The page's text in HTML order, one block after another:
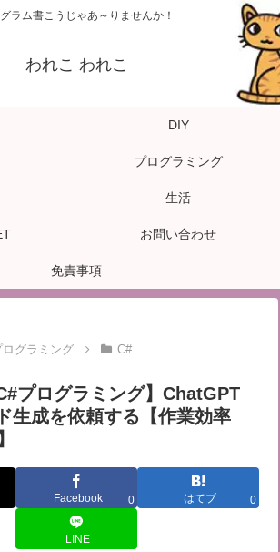
ラム書こうじゃあ～りませんか！
われこ われこ
DIY
プログラミング
生活
お問い合わせ
免責事項
ログラミング C#
プログラミング】ChatGPT
生成を依頼する【作業効率
Facebook 0 はてブ 0
LINE